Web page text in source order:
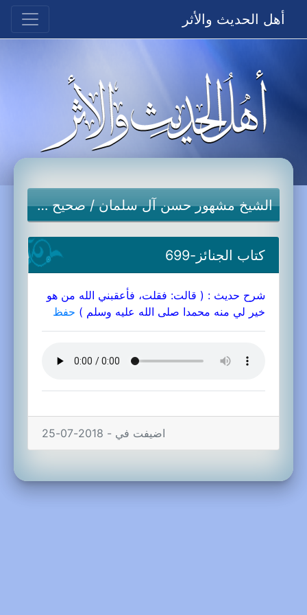
أهل الحديث والأثر
الشيخ مشهور حسن آل سلمان/صحيح مسلم
كتاب الجنائز-699
شرح حديث : ( قالت: فقلت، فأعقبني الله من هو
خير لي منه محمدا صلى الله عليه وسلم ) حفظ
اضيفت في - 2018-07-25